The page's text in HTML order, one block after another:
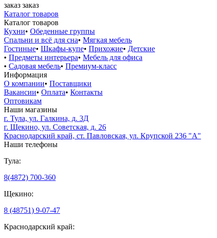
заказ заказ
Каталог товаров
Каталог товаров
Кухни• Обеденные группы
Спальни и всё для сна• Мягкая мебель
Гостиные• Шкафы-купе• Прихожие• Детские
• Предметы интерьера• Мебель для офиса
• Садовая мебель• Премиум-класс
Информация
О компании• Поставщики
Вакансии• Оплата• Контакты
Оптовикам
Наши магазины
г. Тула, ул. Галкина, д. 3Д
г. Щекино, ул. Советская, д. 26
Краснодарский край, ст. Павловская, ул. Крупской 236 "А"
Наши телефоны
Тула:
8(4872) 700-360
Щекино:
8 (48751) 9-07-47
Краснодарский край: